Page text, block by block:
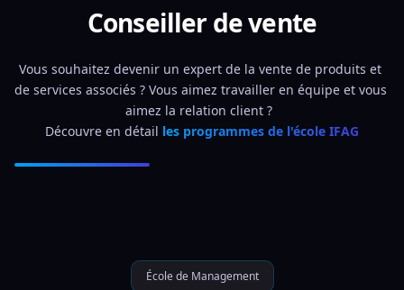
Conseiller de vente
Vous souhaitez devenir un expert de la vente de produits et
de services associés ? Vous aimez travailler en équipe et vous
aimez la relation client ?
Découvre en détail les programmes de l'école IFAG
École de Management